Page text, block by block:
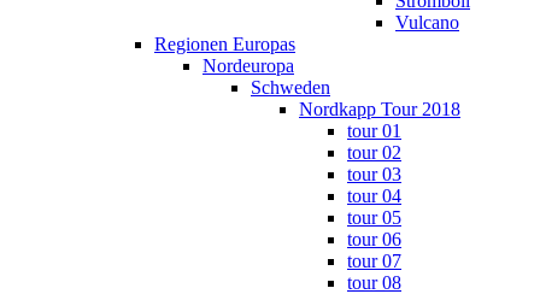
Vulcano
Regionen Europas
Nordeuropa
Schweden
Nordkapp Tour 2018
tour 01
tour 02
tour 03
tour 04
tour 05
tour 06
tour 07
tour 08